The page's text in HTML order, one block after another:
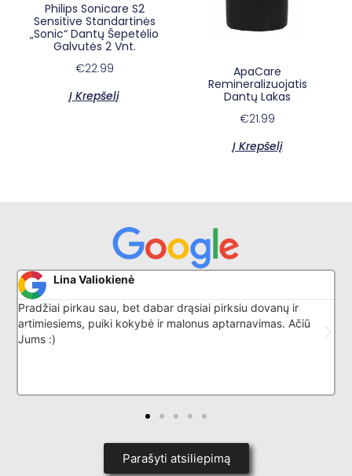
Philips Sonicare S2
Sensitive Standartinės
„Sonic“ Dantų Šepetėlio
Galvutės 2 Vnt.
€22.99
Į Krepšelį
ApaCare
Remineralizuojatis
Dantų Lakas
€21.99
Į Krepšelį
pirksiu dovanų ir
aptarnavimas. Ačiū
Puikiai išmano savo darbą, nuostabus
Parašyti atsiliepimą
E-sypsena DI odontologas